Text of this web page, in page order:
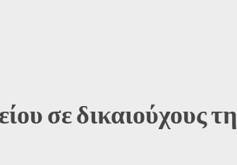
σε δικαιούχους τη